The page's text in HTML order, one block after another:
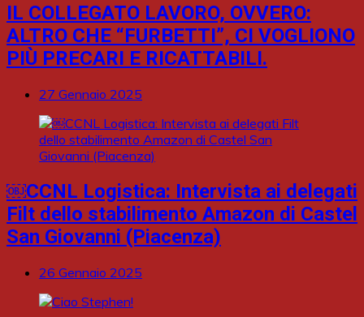
IL COLLEGATO LAVORO, OVVERO:
ALTRO CHE “FURBETTI”, CI VOGLIONO
PIÙ PRECARI E RICATTABILI.
27 Gennaio 2025
￼CCNL Logistica: Intervista ai delegati
Filt dello stabilimento Amazon di Castel
San Giovanni (Piacenza)
26 Gennaio 2025